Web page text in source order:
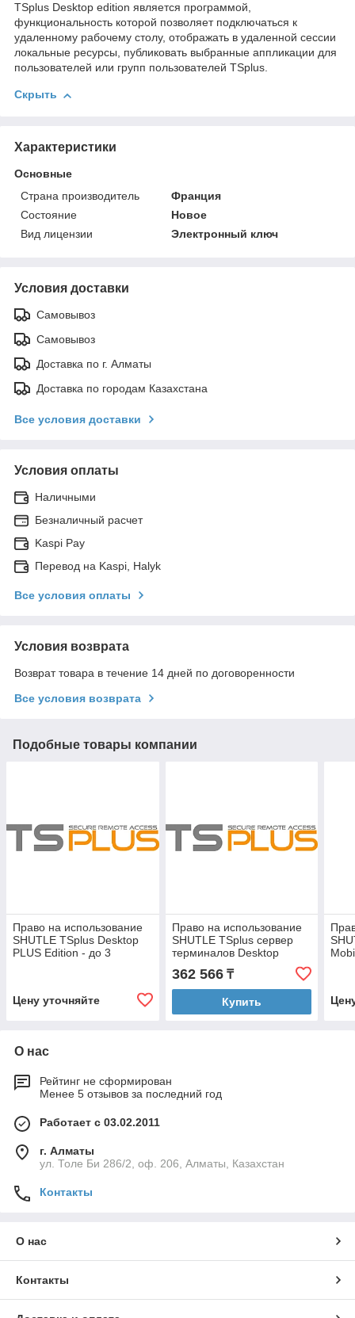
TSplus Desktop edition является программой,
функциональность которой позволяет подключаться к
удаленному рабочему столу, отображать в удаленной сессии
локальные ресурсы, публиковать выбранные аппликации для
пользователей или групп пользователей TSplus.
Скрыть
Характеристики
Основные
Страна производитель
Франция
Состояние
Новое
Вид лицензии
Электронный ключ
Условия доставки
Самовывоз
Самовывоз
Доставка по г. Алматы
Доставка по городам Казахстана
Все условия доставки
Условия оплаты
Наличными
Безналичный расчет
Kaspi Pay
Перевод на Kaspi, Halyk
Все условия оплаты
Условия возврата
Возврат товара в течение 14 дней по договоренности
Все условия возврата
Подобные товары компании
Право на использование
SHUTLE TSplus Desktop
PLUS Edition - до 3
Цену уточняйте
Право на использование
SHUTLE TSplus сервер
терминалов Desktop
Edition - до 3
подключений+1 год
техподдержки
362 566₸
Купить
О нас
Рейтинг не сформирован
Менее 5 отзывов за последний год
Работает с 03.02.2011
г. Алматы
ул. Толе Би 286/2, оф. 206, Алматы, Казахстан
Контакты
О нас
Контакты